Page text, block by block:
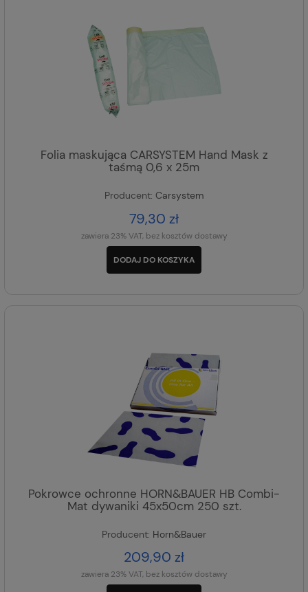
Folia maskująca CARSYSTEM Hand Mask z
taśmą 0,6 x 25m
Producent: Carsystem
79,30 zł
zawiera 23% VAT, bez kosztów dostawy
DODAJ DO KOSZYKA
Pokrowce ochronne HORN&BAUER HB Combi-
Mat dywaniki 45x50cm 250 szt.
Producent: Horn&Bauer
209,90 zł
zawiera 23% VAT, bez kosztów dostawy